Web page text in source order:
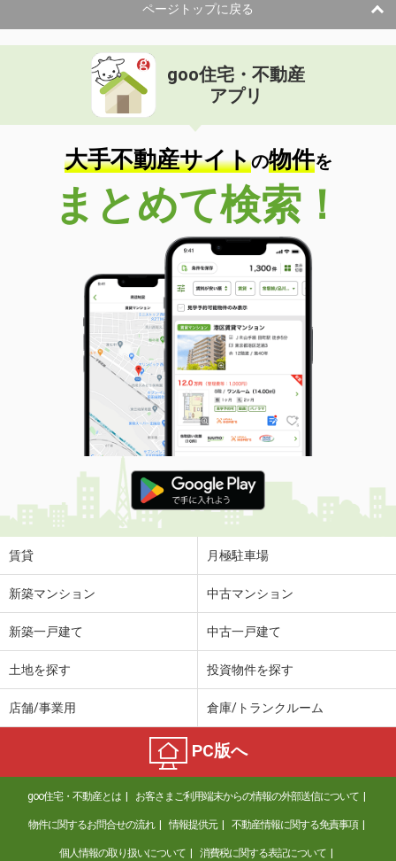
間取り
2LDK
徳島県徳島市国府町中
価 格
住 所
徳島県徳島市国府町中
専有面積 30.46m²
間取り
1K
徳島県徳島市南島田町２
価 格
4万円
徳島県徳島市南島田町２
23.18m²
間取り
1K
徳島県徳島市南矢三町２
価 格
4.30万円
住 所
徳島県徳島市南矢三町２
専有面積 23.18m²
間取り
1K
徳島県徳島市国府町和田字馬淵
価 格
3.60万円
住 所
徳島県徳島市国府町和田字馬淵
専有面積
徳島県徳島市国府町中
3.70万円
徳島県徳島市南島田町２
4.20万円
住 所
徳島県徳島市南島田町２
専有面積 23.18m²
間取り
1K
徳島県徳島市国府町中
ページトップに戻る
goo住宅・不動産
アプリ
大手不動産サイトの物件を
まとめて検索！
賃貸 月極駐車場
新築マンション 中古マンション
新築一戸建て 中古一戸建て
土地を探す 投資物件を探す
店舗/事業用 倉庫/トランクルーム
PC版へ
goo住宅・不動産とは お客さまご利用端末からの情報の外部送信について
物件に関するお問合せの流れ 情報提供元 不動産情報に関する免責事項
個人情報の取り扱いについて 消費税に関する表記について